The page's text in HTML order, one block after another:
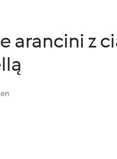
arancini z